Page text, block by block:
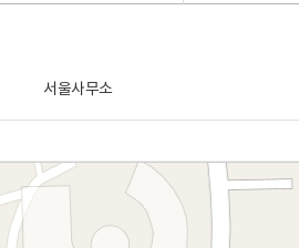
서울사무소